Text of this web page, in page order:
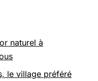
naturel à
le village préféré